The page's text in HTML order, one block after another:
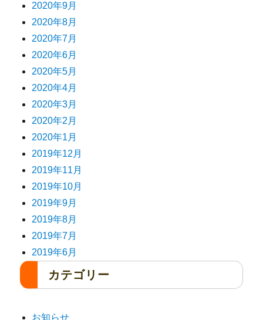
2020年9月
2020年8月
2020年7月
2020年6月
2020年5月
2020年4月
2020年3月
2020年2月
2020年1月
2019年12月
2019年11月
2019年10月
2019年9月
2019年8月
2019年7月
2019年6月
カテゴリー
お知らせ